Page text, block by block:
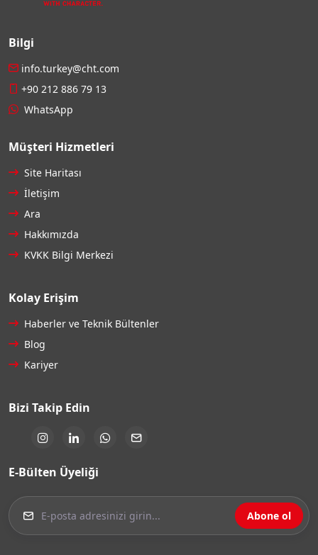
Bilgi
info.turkey@cht.com
+90 212 886 79 13
WhatsApp
Müşteri Hizmetleri
Site Haritası
İletişim
Ara
Hakkımızda
KVKK Bilgi Merkezi
Kolay Erişim
Haberler ve Teknik Bültenler
Blog
Kariyer
Bizi Takip Edin
E-Bülten Üyeliği
Abone ol